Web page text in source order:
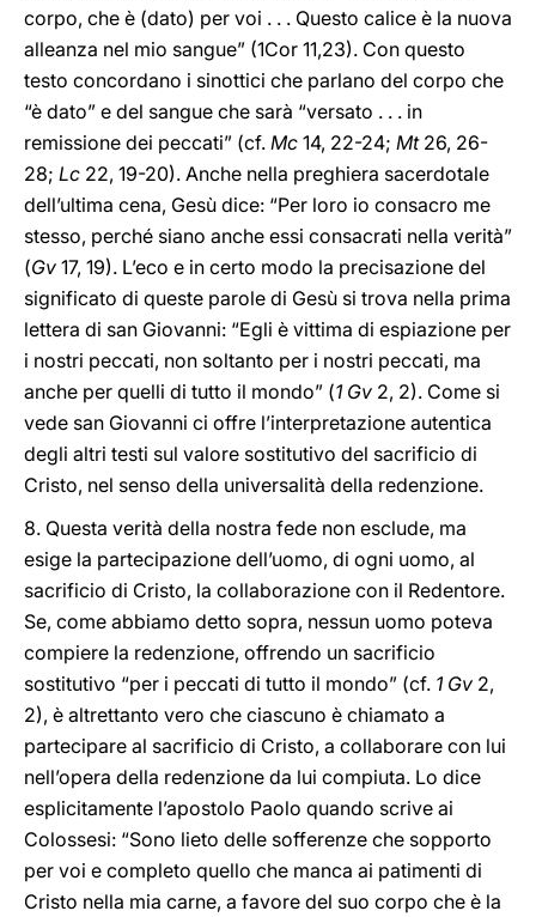
corpo, che è (dato) per voi . . . Questo calice è la nuova
alleanza nel mio sangue” (1Cor 11,23). Con questo
testo concordano i sinottici che parlano del corpo che
“è dato” e del sangue che sarà “versato . . . in
remissione dei peccati” (cf. Mc 14, 22-24; Mt26, 26-
28; Lc 22, 19-20). Anche nella preghiera sacerdotale
dell’ultima cena, Gesù dice: “Per loro io consacro me
stesso, perché siano anche essi consacrati nella verità”
(Gv 17, 19). L’eco e in certo modo la precisazione del
significato di queste parole di Gesù si trova nella prima
lettera di san Giovanni: “Egli è vittima di espiazione per
i nostri peccati, non soltanto per i nostri peccati, ma
anche per quelli di tutto il mondo” (1 Gv 2, 2). Come si
vede san Giovanni ci offre l’interpretazione autentica
degli altri testi sul valore sostitutivo del sacrificio di
Cristo, nel senso della universalità della redenzione.
8. Questa verità della nostra fede non esclude, ma
esige la partecipazione dell’uomo, di ogni uomo, al
sacrificio di Cristo, la collaborazione con il Redentore.
Se, come abbiamo detto sopra, nessun uomo poteva
compiere la redenzione, offrendo un sacrificio
sostitutivo “per i peccati di tutto il mondo” (cf. 1 Gv 2,
2), è altrettanto vero che ciascuno è chiamato a
partecipare al sacrificio di Cristo, a collaborare con lui
nell’opera della redenzione da lui compiuta. Lo dice
esplicitamente l’apostolo Paolo quando scrive ai
Colossesi: “Sono lieto delle sofferenze che sopporto
per voi e completo quello che manca ai patimenti di
Cristo nella mia carne, a favore del suo corpo che è la